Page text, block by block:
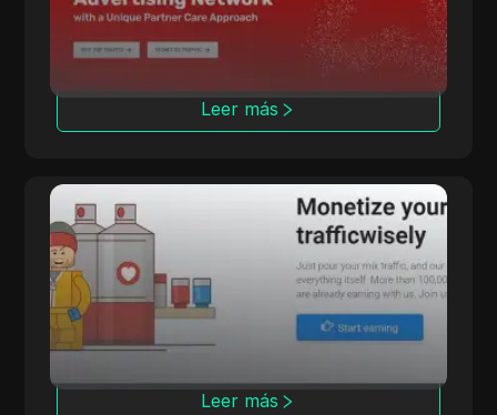
Leer más
LosPollos
LosPollos ayuda a los afiliados a aumentar las
conversiones a través de la monetización
automatizada de Smartlink.
Leer más